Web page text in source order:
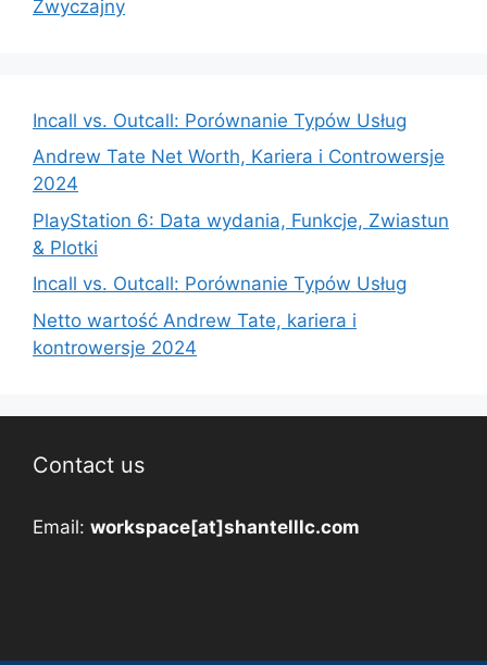
Zwyczajny
Incall vs. Outcall: Porównanie Typów Usług
Andrew Tate Net Worth, Kariera i Controwersje
2024
PlayStation 6: Data wydania, Funkcje, Zwiastun
& Plotki
Incall vs. Outcall: Porównanie Typów Usług
Netto wartość Andrew Tate, kariera i
kontrowersje 2024
Contact us
Email: workspace[at]shantelllc.com